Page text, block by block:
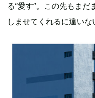
る“愛す”。この先もま
しませてくれるに違いな